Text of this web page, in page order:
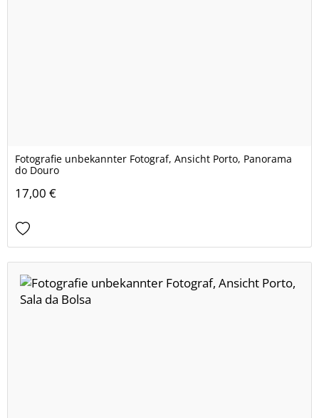
Fotografie unbekannter Fotograf, Ansicht Porto, Panorama
do Douro
17,00 €